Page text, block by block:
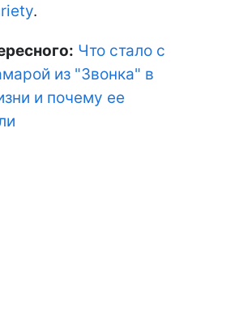
.
Что стало с
из "Звонка" в
и почему ее